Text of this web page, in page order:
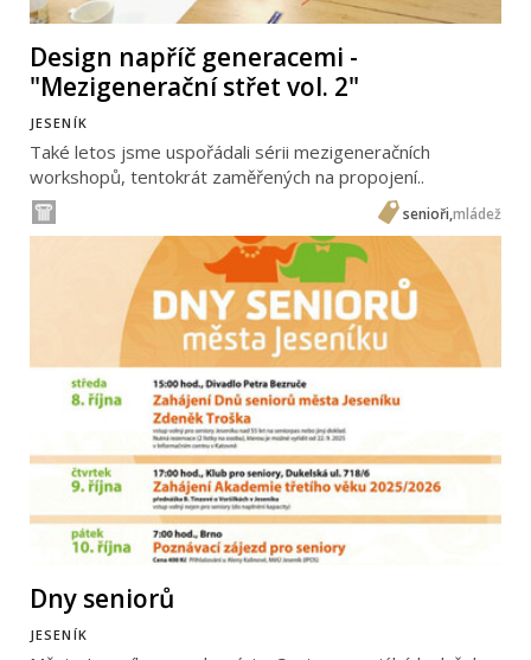
Design napříč generacemi -
"Mezigenerační střet vol. 2"
JESENÍK
Také letos jsme uspořádali sérii mezigeneračních
workshopů, tentokrát zaměřených na propojení..
senioři,mládež
Dny seniorů
JESENÍK